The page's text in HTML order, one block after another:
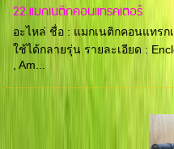
22.แมกเนติกคอนแทรคเตอร์
อะไหล่ ชื่อ : แมกเนติกคอนแทรก
ใช้ได้กลายรุ่น รายละเอียด :
, Am...